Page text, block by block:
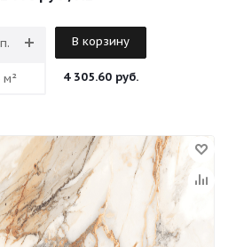
В корзину
4 305.60 руб.